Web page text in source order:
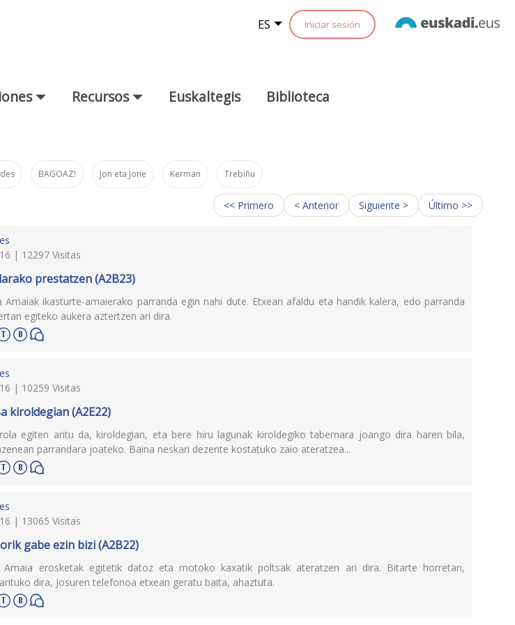
ES Iniciar sesión
Recursos Euskaltegis Biblioteca
BAGOAZ! Jon eta Jone Kerman Trebiñu
<< Primero < Anterior Siguiente > Último >>
| 12297 Visitas
prestatzen (A2B23)
Amaiak ikasturte-amaierako parranda egin nahi dute. Etxean afaldu eta handik kalera, edo parranda
egiteko aukera aztertzen ari dira.
| 10259 Visitas
kiroldegian (A2E22)
egiten aritu da, kiroldegian, eta bere hiru lagunak kiroldegiko tabernara joango dira haren bila,
parrandara joateko. Baina neskari dezente kostatuko zaio ateratzea...
| 13065 Visitas
gabe ezin bizi (A2B22)
Amaia erosketak egitetik datoz eta motoko kaxatik poltsak ateratzen ari dira. Bitarte horretan,
dira, Josuren telefonoa etxean geratu baita, ahaztuta.